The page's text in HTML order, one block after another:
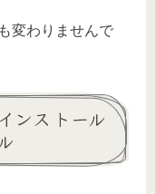
変わりませんで
ンストール